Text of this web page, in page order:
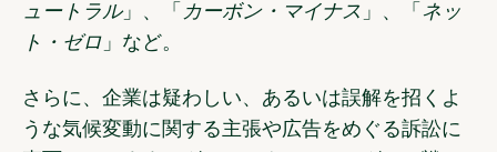
ュートラル」、「 カーボン・マイナス 」、「 ネッ
ト・ゼロ 」など。
さらに、企業は疑わしい、あるいは誤解を招くよ
うな気候変動に関する主張や広告をめぐる訴訟に